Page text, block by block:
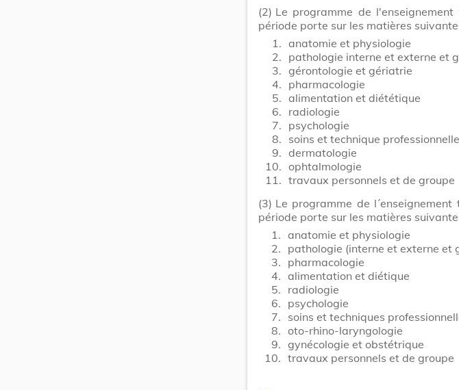
(2) Le programme de
période porte sur les matières
1.
2.
3.
4.
5.
6.
7.
8.
9.
10.
11.
anatomie et physiologie
pathologie interne et externe et
gérontologie et gériatrie
pharmacologie
alimentation et diététique
radiologie
psychologie
soins et technique professionnelle
dermatologie
ophtalmologie
travaux personnels et de groupe
(3) Le programme de
période porte sur les matières
1.
2.
3.
4.
5.
6.
7.
8.
9.
10.
anatomie et physiologie
pathologie (interne et externe et
pharmacologie
alimentation et diétique
radiologie
psychologie
soins et techniques
oto-rhino-laryngologie
gynécologie et obstétrique
travaux personnels et de groupe